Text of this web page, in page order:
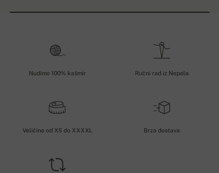
Nudimo 100% kašmir Ručni rad iz Nepala
Veličine od XS do XXXXL Brza dostava